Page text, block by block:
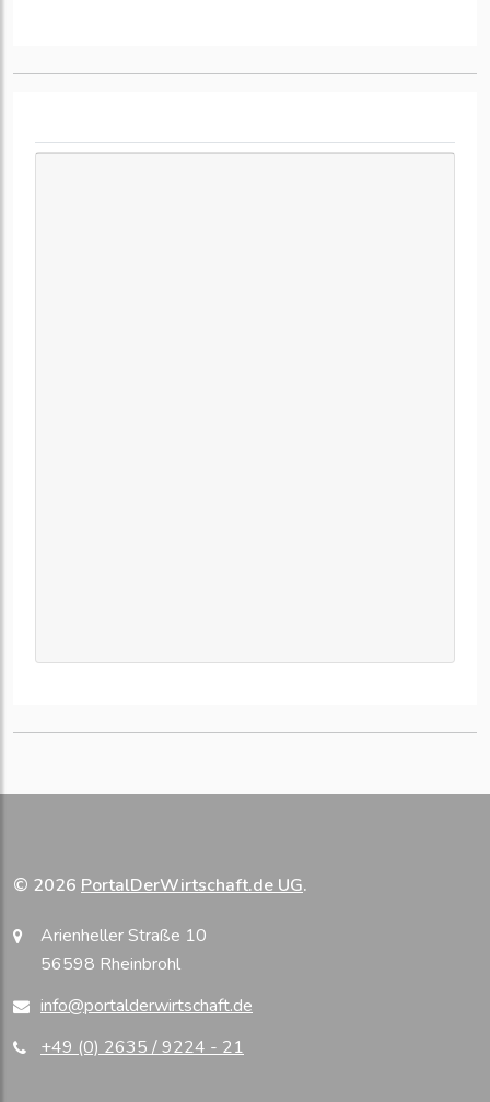
© 2026 PortalDerWirtschaft.de UG.
Arienheller Straße 10
56598 Rheinbrohl
info@portalderwirtschaft.de
+49 (0) 2635 / 9224 - 21